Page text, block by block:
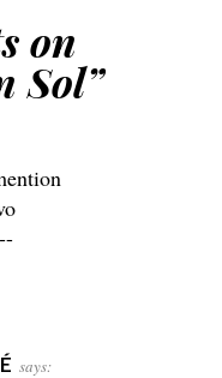
on
Sol”
says: